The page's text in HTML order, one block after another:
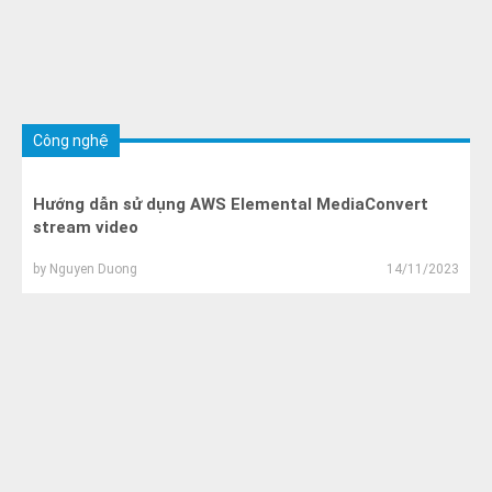
Công nghệ
Hướng dẫn sử dụng AWS Elemental MediaConvert
stream video
by Nguyen Duong 14/11/2023